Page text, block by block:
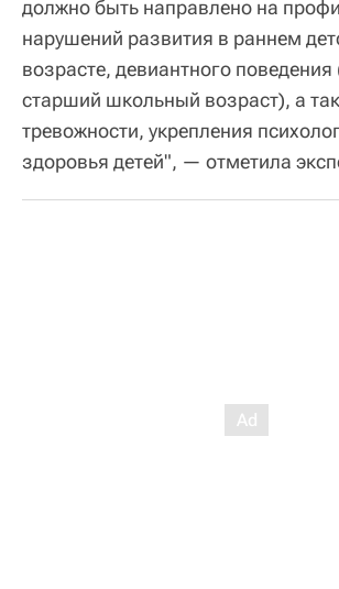
должно быть направлено на
нарушений развития в раннем
возрасте, девиантного поведения
старший школьный возраст), а
тревожности, укрепления
здоровья детей", — отметила